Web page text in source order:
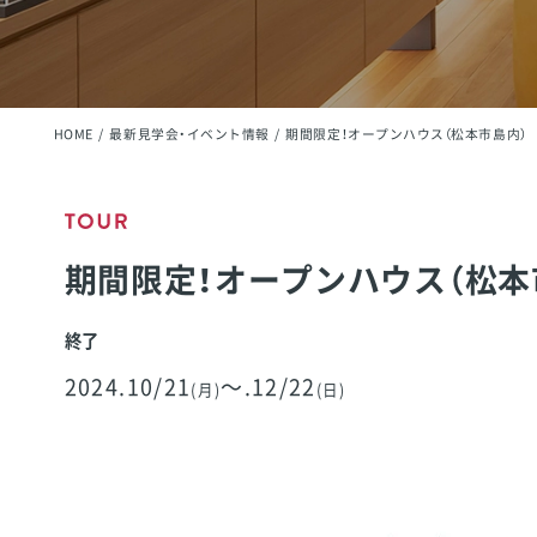
HOME 最新見学会・イベント情報 期間限定！オープンハウス（松本市島内）
期間限定！オープンハウス（松本
終了
2024.10/21(月)～.12/22 (日)